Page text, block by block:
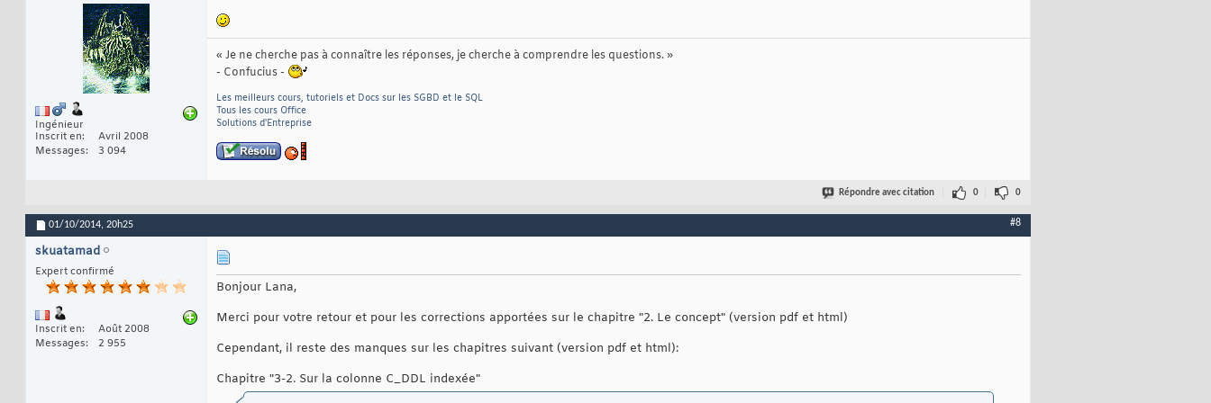
Ingénieur
Inscrit en
Avril 2008
Messages
3 094
« Je ne cherche pas à connaître les réponses, je cherche à comprendre les questions. »
- Confucius -
Les meilleurs cours, tutoriels et Docs sur les SGBD et le SQL
Tous les cours Office
Solutions d'Entreprise
Répondre avec citation 0 0
01/10/2014, 20h25 #8
skuatamad
Expert confirmé
Inscrit en
Août 2008
Messages
2 955
Bonjour Lana,
Merci pour votre retour et pour les corrections apportées sur le chapitre "2. Le concept" (version pdf et html)
Cependant, il reste des manques sur les chapitres suivant (version pdf et html):
Chapitre "3-2. Sur la colonne C_DDL indexée"